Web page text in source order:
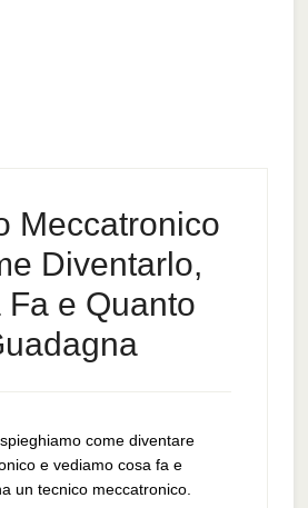
Meccatronico
Diventarlo,
Fa e Quanto
come diventare
e vediamo cosa fa e
un tecnico meccatronico.